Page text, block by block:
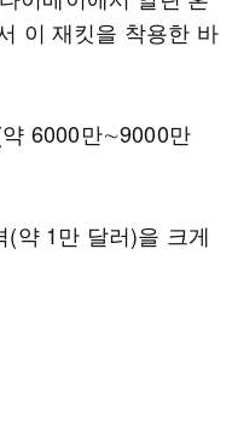
이 재킷을 착용한 바
6000만∼9000만
약 1만 달러)을 크게